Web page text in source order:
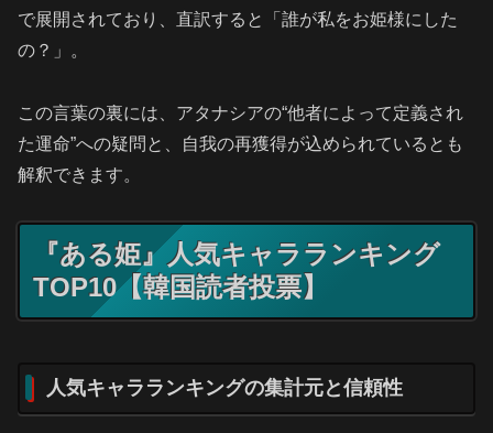
で展開されており、直訳すると「誰が私をお姫様にした
の？」。
この言葉の裏には、アタナシアの“他者によって定義され
た運命”への疑問と、自我の再獲得が込められているとも
解釈できます。
『ある姫』人気キャラランキング
TOP10【韓国読者投票】
人気キャラランキングの集計元と信頼性